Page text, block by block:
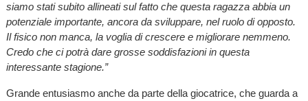
siamo stati subito allineati sul fatto che questa ragazza abbia un
potenziale importante, ancora da sviluppare, nel ruolo di opposto.
Il fisico non manca, la voglia di crescere e migliorare nemmeno.
Credo che ci potrà dare grosse soddisfazioni in questa
interessante stagione.”
Grande entusiasmo anche da parte della giocatrice, che guarda a